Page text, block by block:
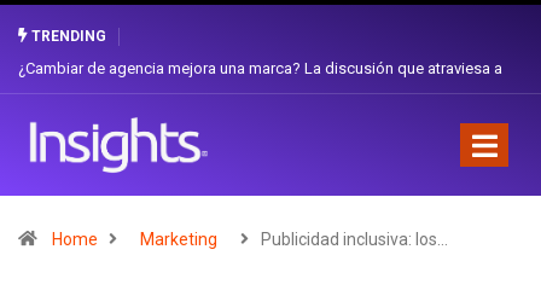
TRENDING
Gabriela Herrera y el arte de cambiarse el sombrero en Corporación
Home Marketing Publicidad inclusiva: los…